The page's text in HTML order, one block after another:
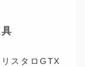
スタロGTX